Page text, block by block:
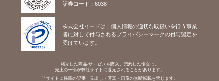
証券コード：6038
株式会社イードは、個人情報の適切な取扱いを行う事業
者に対して付与されるプライバシーマークの付与認定を
受けています。
紹介した商品/サービスを購入、契約した場合に、
売上の一部が弊社サイトに還元されることがあります。
当サイトに掲載の記事・見出し・写真・画像の無断転載を禁じます。